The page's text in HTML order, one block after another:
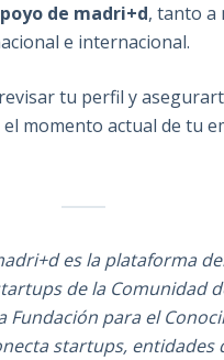
de madri+d, tanto a
e internacional.
tu perfil y
momento actual de tu
es la plataforma
de la Comunidad
Fundación para el
startups, entidades